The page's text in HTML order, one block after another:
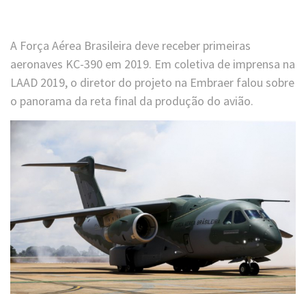
A Força Aérea Brasileira deve receber primeiras
aeronaves KC-390 em 2019. Em coletiva de imprensa na
LAAD 2019, o diretor do projeto na Embraer falou sobre
o panorama da reta final da produção do avião.